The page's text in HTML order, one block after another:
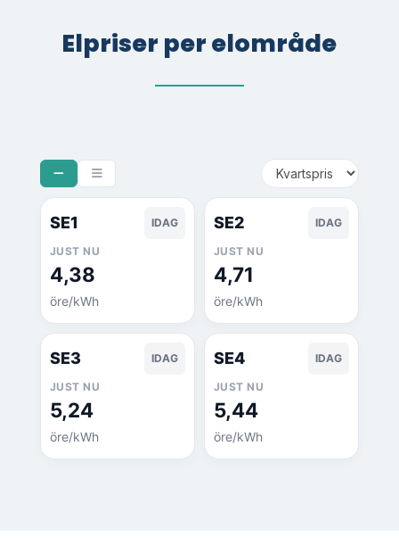
Elpriser per elområde
SE1 IDAG
JUST NU
4,38
öre/kWh
SE2 IDAG
JUST NU
4,71
öre/kWh
SE3 IDAG
JUST NU
5,24
öre/kWh
SE4 IDAG
JUST NU
5,44
öre/kWh